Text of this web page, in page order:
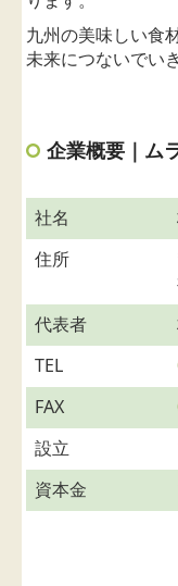
九州の美味しい食
未来につないでい
企業概要｜ム
社名
住所
代表者
TEL
FAX
設立
資本金